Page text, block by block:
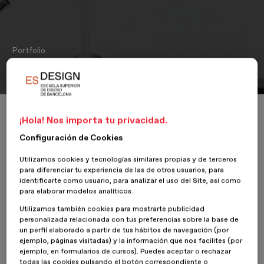
Portfolio
Aquahome
23 Septiembre
2020
Eva Quinteiro, David Peña, Jairo Arias y Juan
Barreto
Alrededor de 48% de la población mundial vive en las ciudades de
tamaño mediano/grande y se calcula que el 60% estará en este
tipo de urbes para 2030. Asimismo, actualmente una persona en
un país desarrollado consume entre 526 y 623 litros de agua al día,
30 veces más de lo necesario.
¡Hola! Nos importa tu privacidad.
Configuración de Cookies
Utilizamos cookies y tecnologías similares propias y de terceros
para diferenciar tu experiencia de las de otros usuarios, para
identificarte como usuario, para analizar el uso del Site, así como
para elaborar modelos analíticos.
Utilizamos también cookies para mostrarte publicidad
personalizada relacionada con tus preferencias sobre la base de
un perfil elaborado a partir de tus hábitos de navegación (por
ejemplo, páginas visitadas) y la información que nos facilites (por
ejemplo, en formularios de cursos). Puedes aceptar o rechazar
todas las cookies pulsando el botón correspondiente o